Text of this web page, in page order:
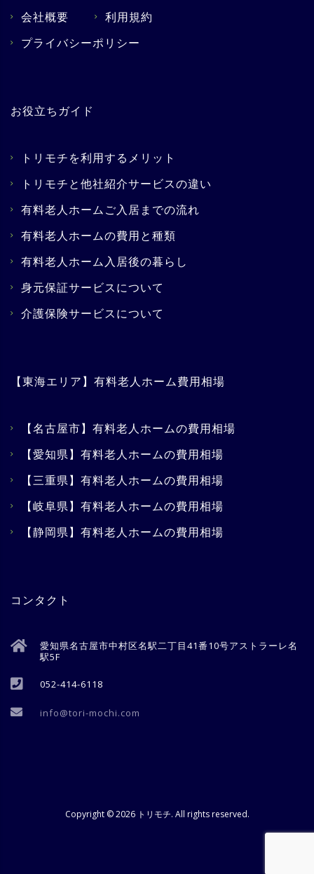
会社概要
利用規約
プライバシーポリシー
お役立ちガイド
トリモチを利用するメリット
トリモチと他社紹介サービスの違い
有料老人ホームご入居までの流れ
有料老人ホームの費用と種類
有料老人ホーム入居後の暮らし
身元保証サービスについて
介護保険サービスについて
【東海エリア】有料老人ホーム費用相場
【名古屋市】有料老人ホームの費用相場
【愛知県】有料老人ホームの費用相場
【三重県】有料老人ホームの費用相場
【岐阜県】有料老人ホームの費用相場
【静岡県】有料老人ホームの費用相場
コンタクト
愛知県名古屋市中村区名駅二丁目41番10号アストラーレ名
駅5F
052-414-6118
info@tori-mochi.com
Copyright © 2026 トリモチ. All rights reserved.